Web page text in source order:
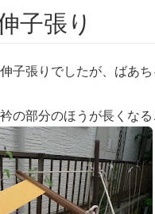
子張り
子張りでしたが、ばあ
の部分のほうが長くな